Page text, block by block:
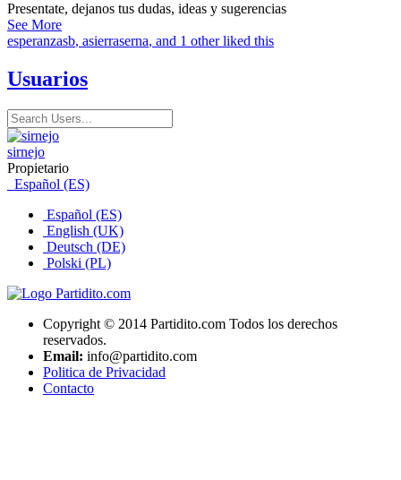
Presentate, dejanos tus dudas, ideas y sugerencias
See More
esperanzasb, asierraserna, and 1 other liked this
Usuarios
sirnejo
Propietario
Español (ES)
Español (ES)
English (UK)
Deutsch (DE)
Polski (PL)
Copyright © 2014 Partidito.com Todos los derechos
reservados.
Email: info@partidito.com
Politica de Privacidad
Contacto